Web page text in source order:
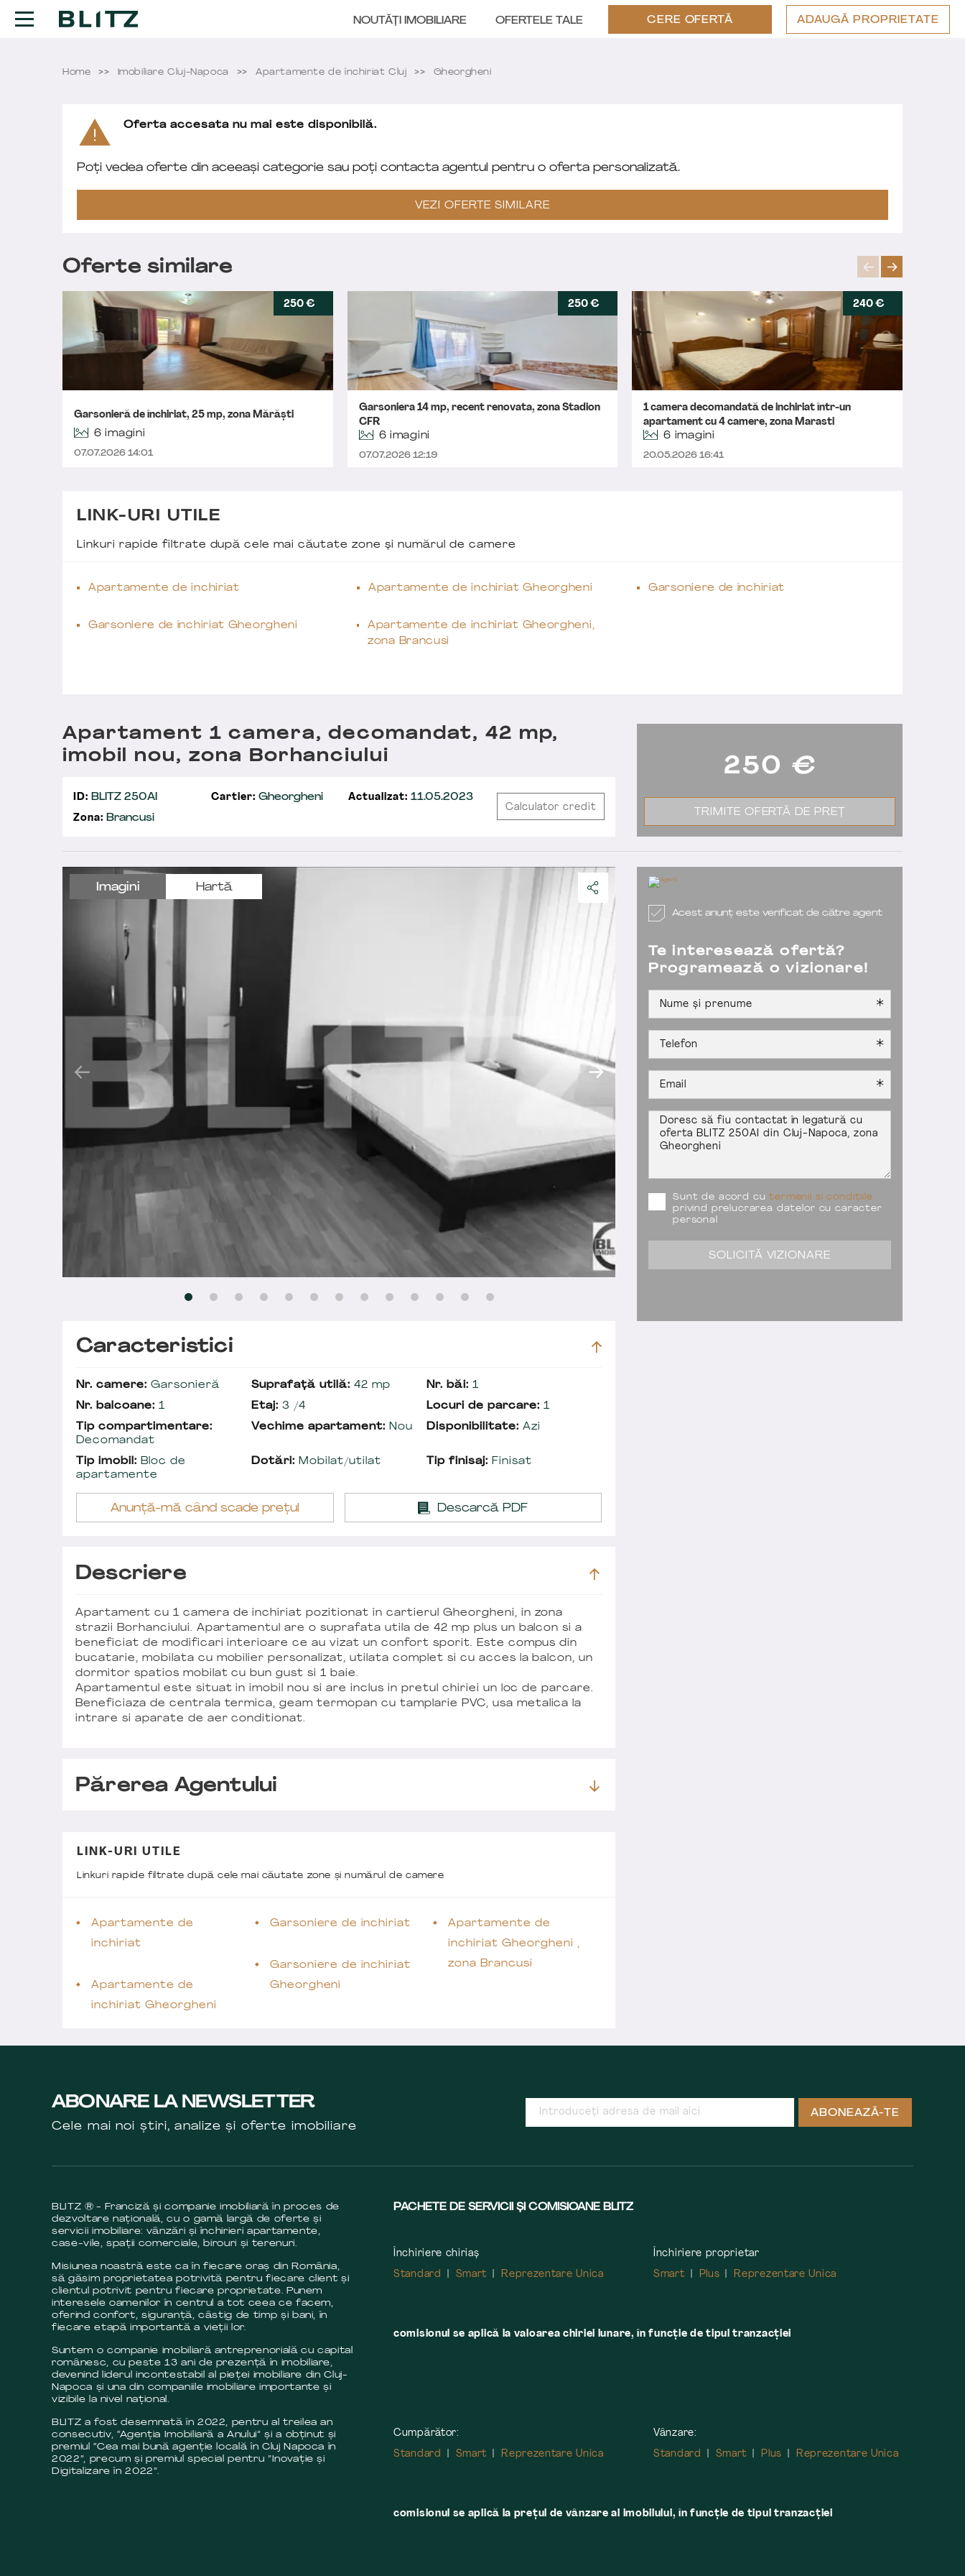
NOUTĂȚI IMOBILIARE OFERTELE TALE CERE OFERTĂ ADAUGĂ PROPRIETATE
Home Imobiliare Cluj-Napoca Apartamente de închiriat Cluj Gheorgheni
Oferta accesata nu mai este disponibilă.
Poți vedea oferte din aceeași categorie sau poți contacta agentul pentru o oferta personalizată.
VEZI OFERTE SIMILARE
Oferte similare
250 €
Garsonieră de închiriat, 25 mp, zona Mărăști
6 imagini
07.07.2026 14:01
250 €
Garsoniera 14 mp, recent renovata, zona Stadion
CFR
6 imagini
07.07.2026 12:19
240 €
1 camera decomandată de inchiriat într-un
apartament cu 4 camere, zona Marasti
6 imagini
20.05.2026 16:41
LINK-URI UTILE
Linkuri rapide filtrate după cele mai căutate zone și numărul de camere
Apartamente de inchiriat Apartamente de inchiriat Gheorgheni Garsoniere de închiriat
Garsoniere de închiriat Gheorgheni
Apartamente de inchiriat Gheorgheni,
zona Brancusi
Imagini Hartă
Apartament 1 camera, decomandat, 42 mp,
imobil nou, zona Borhanciului
ID: BLITZ 250AI Cartier: Gheorgheni Actualizat: 11.05.2023
Zona: Brancusi
Calculator credit
Acest anunț este verificat de către agent
Te interesează ofertă?
Programează o vizionare!
Sunt de acord cutermenii si condițiile
privind prelucrarea datelor cu caracter
personal
SOLICITĂ VIZIONARE
250 €
TRIMITE OFERTĂ DE PREȚ
Caracteristici
Nr. camere: Garsonieră Suprafață utilă: 42 mp Nr. băi: 1
Nr. balcoane: 1 Etaj: 3 /4 Locuri de parcare: 1
Tip compartimentare:
Decomandat
Vechime apartament: Nou Disponibilitate: Azi
Tip imobil: Bloc de
apartamente
Dotări: Mobilat/utilat Tip finisaj: Finisat
Anunță-mă când scade prețul Descarcă PDF
Descriere
Apartament cu 1 camera de inchiriat pozitionat in cartierul Gheorgheni, in zona
strazii Borhanciului. Apartamentul are o suprafata utila de 42 mp plus un balcon si a
beneficiat de modificari interioare ce au vizat un confort sporit. Este compus din
bucatarie, mobilata cu mobilier personalizat, utilata complet si cu acces la balcon, un
dormitor spatios mobilat cu bun gust si 1 baie.
Apartamentul este situat in imobil nou si are inclus in pretul chiriei un loc de parcare.
Beneficiaza de centrala termica, geam termopan cu tamplarie PVC, usa metalica la
intrare si aparate de aer conditionat.
Părerea Agentului
LINK-URI UTILE
Linkuri rapide filtrate după cele mai căutate zone și numărul de camere
Apartamente de
inchiriat
Apartamente de
inchiriat Gheorgheni
Garsoniere de închiriat
Garsoniere de închiriat
Gheorgheni
Apartamente de
inchiriat Gheorgheni ,
zona Brancusi
ABONARE LA NEWSLETTER
Cele mai noi știri, analize și oferte imobiliare
ABONEAZĂ-TE
BLITZ ® - Franciză și companie imobiliară în proces de
dezvoltare națională, cu o gamă largă de oferte și
servicii imobiliare: vânzări și închirieri apartamente,
case-vile, spații comerciale, birouri și terenuri.
Misiunea noastră este ca în fiecare oraș din România,
să găsim proprietatea potrivită pentru fiecare client și
clientul potrivit pentru fiecare proprietate. Punem
interesele oamenilor în centrul a tot ceea ce facem,
oferind confort, siguranță, câstig de timp și bani, în
fiecare etapă importantă a vieții lor.
Suntem o companie imobiliară antreprenorială cu capital
românesc, cu peste 13 ani de prezență în imobiliare,
devenind liderul incontestabil al pieței imobiliare din Cluj-
Napoca și una din companiile imobiliare importante și
vizibile la nivel național.
BLITZ a fost desemnată în 2022, pentru al treilea an
consecutiv, “Agenția Imobiliară a Anului” și a obținut și
premiul “Cea mai bună agenție locală în Cluj Napoca în
2022”, precum și premiul special pentru ”Inovație și
Digitalizare în 2022”.
PACHETE DE SERVICII ȘI COMISIOANE BLITZ
Închiriere chiriaș
Standard
Smart Reprezentare Unica
Închiriere proprietar
Smart
Plus Reprezentare Unica
comisionul se aplică la valoarea chiriei lunare, în funcție de tipul tranzacției
Cumpărător:
Standard
Smart Reprezentare Unica
Vânzare:
Standard
Smart Plus Reprezentare Unica
comisionul se aplică la preţul de vânzare al imobilului, în funcţie de tipul tranzacţiei